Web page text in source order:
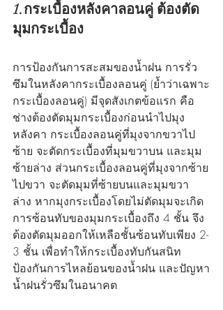
1.กระเบื้องหลังคาลอนคู่ ต้องตัด
มุมกระเบื้อง
การป้องกันการสะสมของน้ำฝน การรั่ว
ซึมในหลังคากระเบื้องลอนคู่ (ย้ำว่าเฉพาะ
กระเบื้องลอนคู่) มีจุดสังเกตข้อแรก คือ
ช่างต้องตัดมุมกระเบื้องก่อนนำไปมุง
หลังคา กระเบื้องลอนคู่ที่มุงจากขวาไป
ซ้าย จะตัดกระเบื้องที่มุมขวาบน และมุม
ซ้ายล่าง ส่วนกระเบื้องลอนคู่ที่มุงจากซ้าย
ไปขวา จะตัดมุมที่ซ้ายบนและมุมขวา
ล่าง หากมุงกระเบื้องโดยไม่ตัดมุมจะเกิด
การซ้อนทับของมุมกระเบื้องถึง 4 ชั้น จึง
ต้องตัดมุมออกให้เหลือชั้นซ้อนทับเพียง 2-
3 ชั้น เพื่อทำให้กระเบื้องทับกันสนิท
ป้องกันการไหลย้อนของน้ำฝน และปัญหา
น้ำฝนรั่วซึมในอนาคต